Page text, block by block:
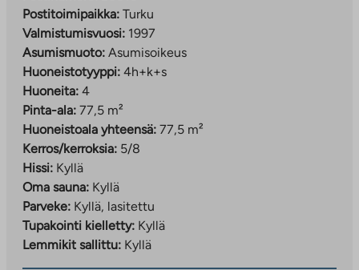
Postitoimipaikka: Turku
Valmistumisvuosi: 1997
Asumismuoto: Asumisoikeus
Huoneistotyyppi: 4h+k+s
Huoneita: 4
Pinta-ala: 77,5 m²
Huoneistoala yhteensä: 77,5 m²
Kerros/kerroksia: 5/8
Hissi: Kyllä
Oma sauna: Kyllä
Parveke: Kyllä, lasitettu
Tupakointi kielletty: Kyllä
Lemmikit sallittu: Kyllä